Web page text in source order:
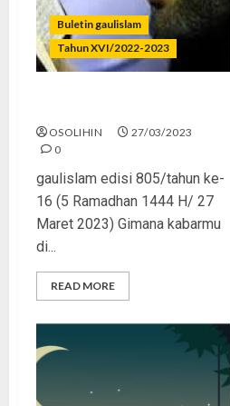
Buletin gaulislam
Tahun XVI/2022-2023
OSOLIHIN
27/03/2023
0
gaulislam edisi 805/tahun ke-
16 (5 Ramadhan 1444 H/ 27
Maret 2023) Gimana kabarmu
di...
READ MORE